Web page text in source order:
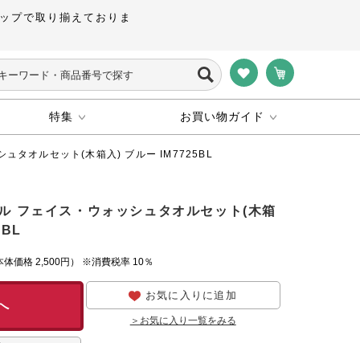
プで取り揃えておりま
特集 お買い物ガイド
ュタオルセット(木箱入) ブルー IM7725BL
フェイス・ウォッシュタオルセット(木箱
体価格 2,500円） ※消費税率 10％
お気に入りに追加
＞お気に入り一覧をみる